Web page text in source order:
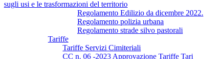
sugli usi e le trasformazioni del territorio
Regolamento Edilizio da dicembre 2022.
Regolamento polizia urbana
Regolamento strade silvo pastorali
Tariffe
Tariffe Servizi Cimiteriali
CC n. 06 -2023 Approvazione Tariffe Tari